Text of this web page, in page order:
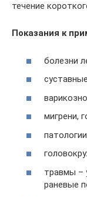
течение
Показания к
болезни
мигрени,
травмы –
раневые